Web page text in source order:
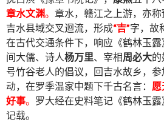
章水文渊。 章水，赣江之上游，亦
吉水县域交叉迴流，形成“吉”字，故
在古代交通条件下，响应《鹤林玉露
间大儒、诗人杨万里、宰相周必大的
号竹谷老人的倡议，回吉水故乡，
动，在罗季温家中题下千古名言：
好事。 罗大经在史料笔记《鹤林玉露
记载。